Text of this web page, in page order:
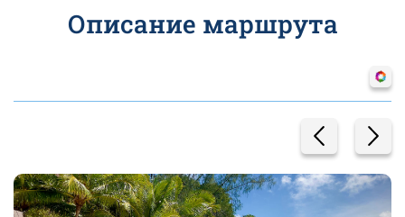
Описание маршрута